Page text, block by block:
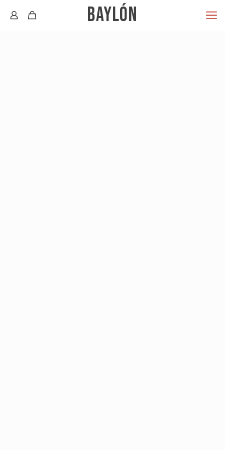
BAYLÓN